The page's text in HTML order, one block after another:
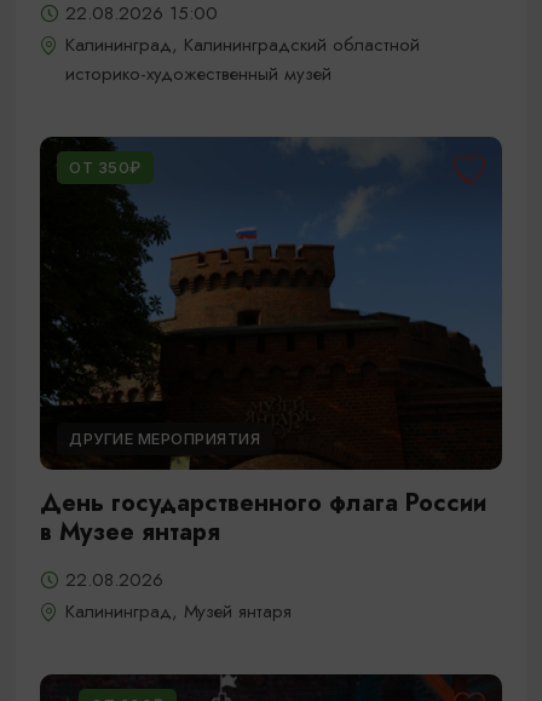
22.08.2026 15:00
Калининград, Калининградский областной
историко-художественный музей
ОТ 350₽
ДРУГИЕ МЕРОПРИЯТИЯ
День государственного флага России
в Музее янтаря
22.08.2026
Калининград, Музей янтаря